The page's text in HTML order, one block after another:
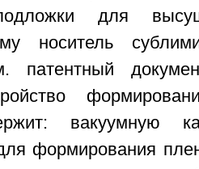
для
носитель
патентный
вакуумную
формирования